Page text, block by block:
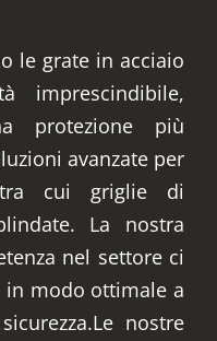
le grate in acciaio
imprescindibile,
protezione più
avanzate per
cui griglie di
La nostra
nel settore ci
modo ottimale a
nostre